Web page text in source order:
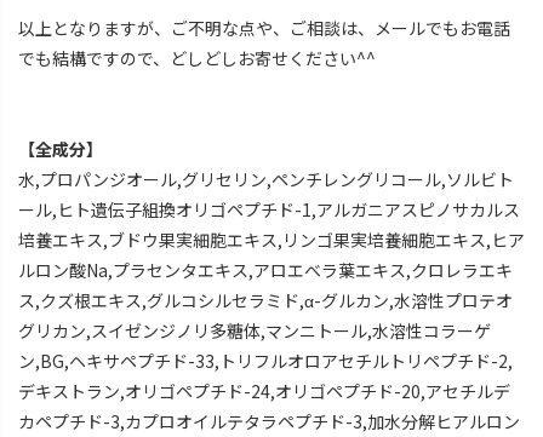
以上となりますが、ご不明な点や、ご相談は、メールでもお電話
でも結構ですので、どしどしお寄せください^^
【全成分】
水,プロパンジオール,グリセリン,ペンチレングリコール,ソルビト
ール,ヒト遺伝子組換オリゴペプチド-1,アルガニアスピノサカルス
培養エキス,ブドウ果実細胞エキス,リンゴ果実培養細胞エキス,ヒア
ルロン酸Na,プラセンタエキス,アロエベラ葉エキス,クロレラエキ
ス,クズ根エキス,グルコシルセラミド,α-グルカン,水溶性プロテオ
グリカン,スイゼンジノリ多糖体,マンニトール,水溶性コラーゲ
ン,BG,ヘキサペプチド-33,トリフルオロアセチルトリペプチド-2,
デキストラン,オリゴペプチド-24,オリゴペプチド-20,アセチルデ
カペプチド-3,カプロオイルテタラペプチド-3,加水分解ヒアルロン